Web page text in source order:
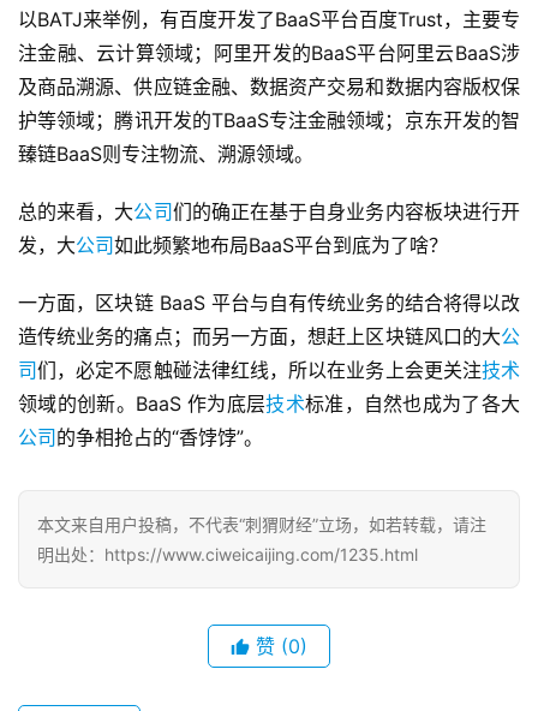
以BATJ来举例，有百度开发了BaaS平台百度Trust，主要专
注金融、云计算领域；阿里开发的BaaS平台阿里云BaaS涉
及商品溯源、供应链金融、数据资产交易和数据内容版权保
护等领域；腾讯开发的TBaaS专注金融领域；京东开发的智
臻链BaaS则专注物流、溯源领域。
总的来看，大公司们的确正在基于自身业务内容板块进行开
发，大公司如此频繁地布局BaaS平台到底为了啥？
一方面，区块链 BaaS 平台与自有传统业务的结合将得以改
造传统业务的痛点；而另一方面，想赶上区块链风口的大公
司们，必定不愿触碰法律红线，所以在业务上会更关注技术
领域的创新。BaaS 作为底层技术标准，自然也成为了各大
公司 的争相抢占的“香饽饽”。
本文来自用户投稿，不代表“刺猬财经”立场，如若转载，请注
明出处：https://www.ciweicaijing.com/1235.html
赞 (0)